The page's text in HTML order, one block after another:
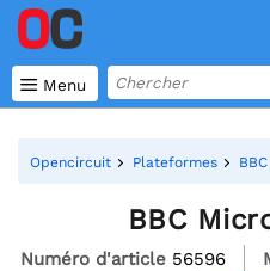
 Menu
Opencircuit Plateformes
BBC
Numéro d'article 56596